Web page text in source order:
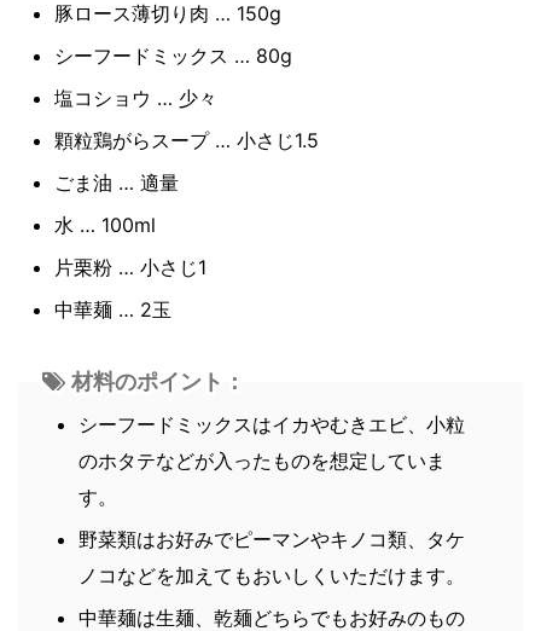
豚ロース薄切り肉 … 150g
シーフードミックス … 80g
塩コショウ … 少々
顆粒鶏がらスープ … 小さじ1.5
ごま油 … 適量
水 … 100ml
片栗粉 … 小さじ1
中華麺 … 2玉
材料のポイント：
シーフードミックスはイカやむきエビ、小粒
のホタテなどが入ったものを想定していま
す。
野菜類はお好みでピーマンやキノコ類、タケ
ノコなどを加えてもおいしくいただけます。
中華麺は生麺、乾麺どちらでもお好みのもの